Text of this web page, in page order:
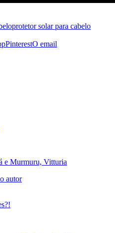
protetor solar para cabelo
PinterestO email
e Murmuru, Vitturia
autor